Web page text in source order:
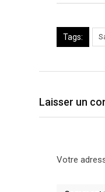
Tags:
Laisser un
Votre